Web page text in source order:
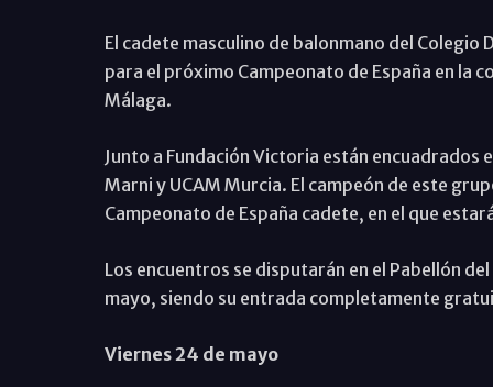
El cadete masculino de balonmano del Colegio
para el próximo Campeonato de España en la
Málaga.
Junto a Fundación Victoria están encuadrados
Marni y UCAM Murcia. El campeón de este
Campeonato de España cadete, en el que
Los encuentros se disputarán en el Pabellón
mayo, siendo su entrada completamente
Viernes 24 de mayo